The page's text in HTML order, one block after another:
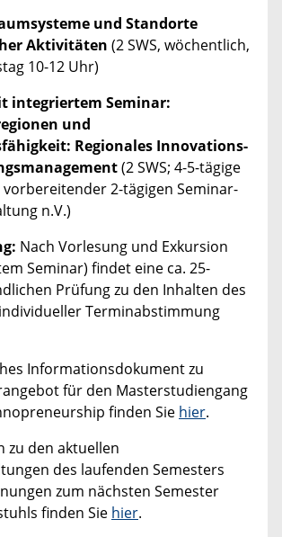
und Standorte
Aktivitäten (2 SWS, wöchentlich,
10-12 Uhr)
integriertem Seminar:
und
Regionales Innovations-
(2 SWS; 4-5-tägige
2-tägigen Seminar-
n.V.)
Nach Vorlesung und Exkursion
Seminar) findet eine ca. 25-
Prüfung zu den Inhalten des
Terminabstimmung
Informationsdokument zu
für den Masterstudiengang
finden Sie hier.
zu den aktuellen
des laufenden Semesters
zum nächsten Semester
finden Sie hier.